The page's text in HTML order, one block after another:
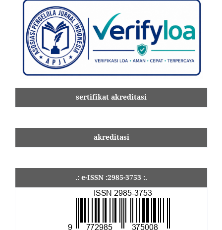
sertifikat akreditasi
akreditasi
.: e-ISSN :2985-3753 :.